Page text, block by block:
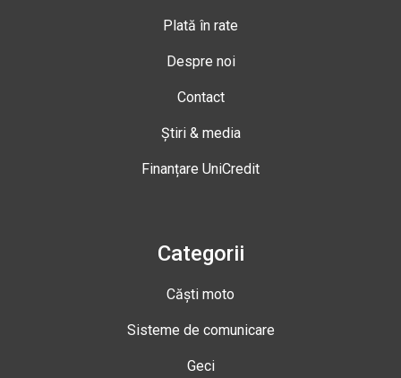
Plată în rate
Despre noi
Contact
Știri & media
Finanțare UniCredit
Categorii
Căști moto
Sisteme de comunicare
Geci